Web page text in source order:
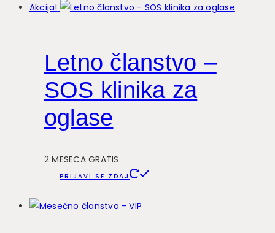
Akcija!
Letno članstvo –
SOS klinika za
oglase
2 MESECA GRATIS
PRIJAVI SE ZDAJ